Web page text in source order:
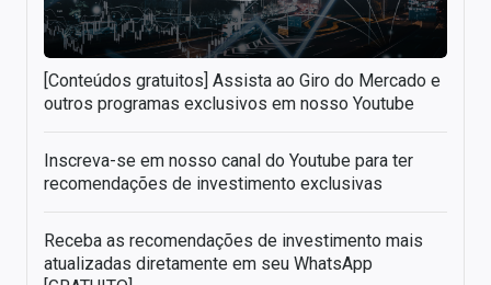
[Conteúdos gratuitos] Assista ao Giro do Mercado e
outros programas exclusivos em nosso Youtube
Inscreva-se em nosso canal do Youtube para ter
recomendações de investimento exclusivas
Receba as recomendações de investimento mais
atualizadas diretamente em seu WhatsApp